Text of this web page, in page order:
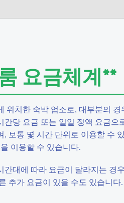
요금체계**
위치한 숙박 업소로, 대부분의
당 요금 또는 일일 정액 요금
보통 몇 시간 단위로 이용할 수
이용할 수 있습니다.
대에 따라 요금이 달라지는 경
추가 요금이 있을 수도 있습니